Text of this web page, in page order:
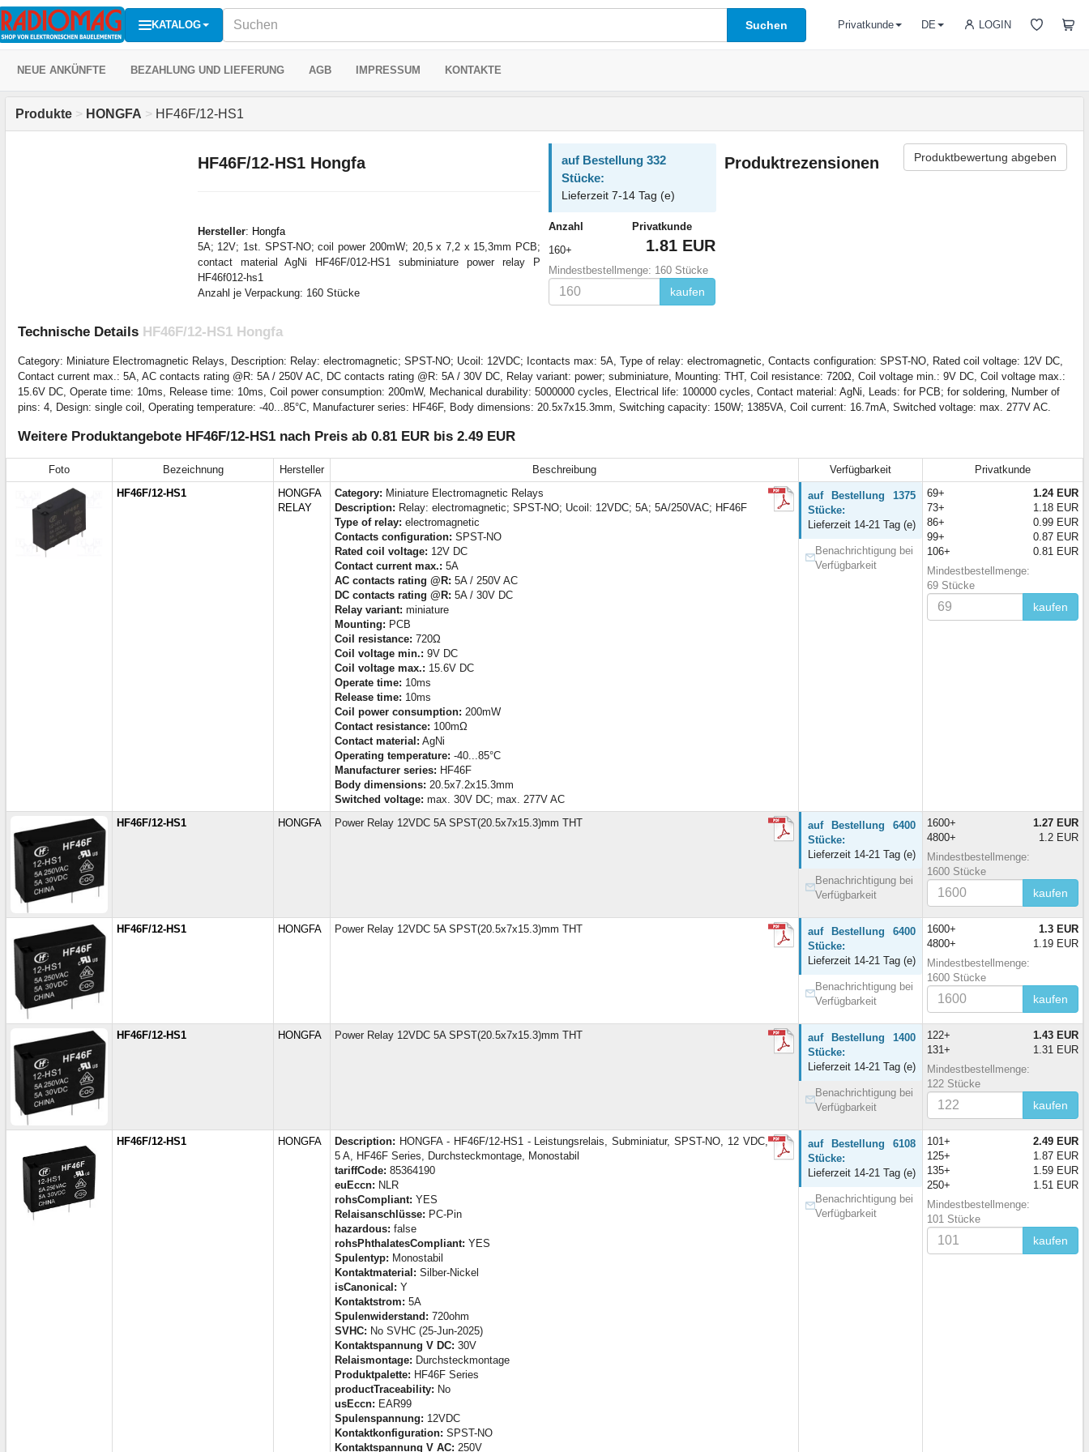
KATALOG Suchen LOGIN
Privatkunde DE
NEUE ANKÜNFTE BEZAHLUNG UND LIEFERUNG AGB IMPRESSUM KONTAKTE
Produkte > HONGFA > HF46F/12-HS1
HF46F/12-HS1 Hongfa
Hersteller: Hongfa
5A; 12V; 1st. SPST-NO; coil power 200mW; 20,5 x 7,2 x 15,3mm PCB;
contact material AgNi HF46F/012-HS1 subminiature power relay P
HF46f012-hs1
Anzahl je Verpackung: 160 Stücke
auf Bestellung 332
Stücke:
Lieferzeit 7-14 Tag (e)
Anzahl
Privatkunde
160+
1.81 EUR
Mindestbestellmenge: 160 Stücke
kaufen
Produktrezensionen Produktbewertung abgeben
Technische Details HF46F/12-HS1 Hongfa
Category: Miniature Electromagnetic Relays, Description: Relay: electromagnetic; SPST-NO; Ucoil: 12VDC; Icontacts max: 5A, Type of relay: electromagnetic, Contacts configuration: SPST-NO, Rated coil voltage: 12V DC,
Contact current max.: 5A, AC contacts rating @R: 5A / 250V AC, DC contacts rating @R: 5A / 30V DC, Relay variant: power; subminiature, Mounting: THT, Coil resistance: 720Ω, Coil voltage min.: 9V DC, Coil voltage max.:
15.6V DC, Operate time: 10ms, Release time: 10ms, Coil power consumption: 200mW, Mechanical durability: 5000000 cycles, Electrical life: 100000 cycles, Contact material: AgNi, Leads: for PCB; for soldering, Number of
pins: 4, Design: single coil, Operating temperature: -40...85°C, Manufacturer series: HF46F, Body dimensions: 20.5x7x15.3mm, Switching capacity: 150W; 1385VA, Coil current: 16.7mA, Switched voltage: max. 277V AC.
Weitere Produktangebote HF46F/12-HS1 nach Preis ab 0.81 EUR bis 2.49 EUR
Foto Bezeichnung Hersteller Beschreibung Verfügbarkeit
Privatkunde
HF46F/12-HS1
HONGFA
RELAY
Category: Miniature Electromagnetic Relays
Description: Relay: electromagnetic; SPST-NO; Ucoil: 12VDC; 5A; 5A/250VAC; HF46F
Type of relay: electromagnetic
Contacts configuration: SPST-NO
Rated coil voltage: 12V DC
Contact current max.: 5A
AC contacts rating @R: 5A / 250V AC
DC contacts rating @R: 5A / 30V DC
Relay variant: miniature
Mounting: PCB
Coil resistance: 720Ω
Coil voltage min.: 9V DC
Coil voltage max.: 15.6V DC
Operate time: 10ms
Release time: 10ms
Coil power consumption: 200mW
Contact resistance: 100mΩ
Contact material: AgNi
Operating temperature: -40...85°C
Manufacturer series: HF46F
Body dimensions: 20.5x7.2x15.3mm
Switched voltage: max. 30V DC; max. 277V AC
auf Bestellung 1375
Stücke:
Lieferzeit 14-21 Tag (e)
Benachrichtigung bei
Verfügbarkeit
69+
1.24 EUR
73+
1.18 EUR
86+
0.99 EUR
99+
0.87 EUR
106+
0.81 EUR
Mindestbestellmenge:
69 Stücke
kaufen
HF46F/12-HS1 HONGFA Power Relay 12VDC 5A SPST(20.5x7x15.3)mm THT
auf Bestellung 6400
Stücke:
Lieferzeit 14-21 Tag (e)
Benachrichtigung bei
Verfügbarkeit
1600+
1.27 EUR
4800+
1.2 EUR
Mindestbestellmenge:
1600 Stücke
kaufen
HF46F/12-HS1 HONGFA Power Relay 12VDC 5A SPST(20.5x7x15.3)mm THT
auf Bestellung 6400
Stücke:
Lieferzeit 14-21 Tag (e)
Benachrichtigung bei
Verfügbarkeit
1600+
1.3 EUR
4800+
1.19 EUR
Mindestbestellmenge:
1600 Stücke
kaufen
HF46F/12-HS1 HONGFA Power Relay 12VDC 5A SPST(20.5x7x15.3)mm THT
auf Bestellung 1400
Stücke:
Lieferzeit 14-21 Tag (e)
Benachrichtigung bei
Verfügbarkeit
122+
1.43 EUR
131+
1.31 EUR
Mindestbestellmenge:
122 Stücke
kaufen
HF46F/12-HS1 HONGFA Description: HONGFA - HF46F/12-HS1 - Leistungsrelais, Subminiatur, SPST-NO, 12 VDC,
5 A, HF46F Series, Durchsteckmontage, Monostabil
tariffCode: 85364190
euEccn: NLR
rohsCompliant: YES
Relaisanschlüsse: PC-Pin
hazardous: false
rohsPhthalatesCompliant: YES
Spulentyp: Monostabil
Kontaktmaterial: Silber-Nickel
isCanonical: Y
Kontaktstrom: 5A
Spulenwiderstand: 720ohm
SVHC: No SVHC (25-Jun-2025)
Kontaktspannung V DC: 30V
Relaismontage: Durchsteckmontage
Produktpalette: HF46F Series
productTraceability: No
usEccn: EAR99
Spulenspannung: 12VDC
Kontaktkonfiguration: SPST-NO
Kontaktspannung V AC: 250V
auf Bestellung 6108
Stücke:
Lieferzeit 14-21 Tag (e)
Benachrichtigung bei
Verfügbarkeit
101+
2.49 EUR
125+
1.87 EUR
135+
1.59 EUR
250+
1.51 EUR
Mindestbestellmenge:
101 Stücke
kaufen